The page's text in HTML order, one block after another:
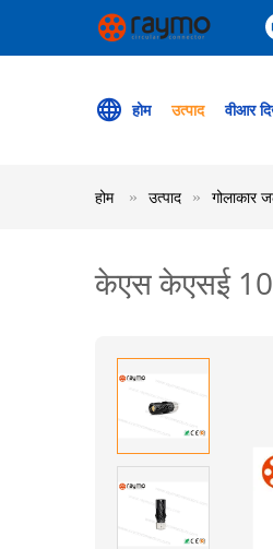
होम उत्पाद वीआर
होम उत्पाद गोलाकार
केएस केएसई